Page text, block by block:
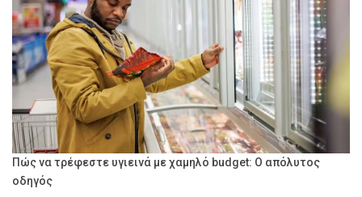
Πώς να τρέφεστε υγιεινά με χαμηλό budget: Ο απόλυτος
οδηγός